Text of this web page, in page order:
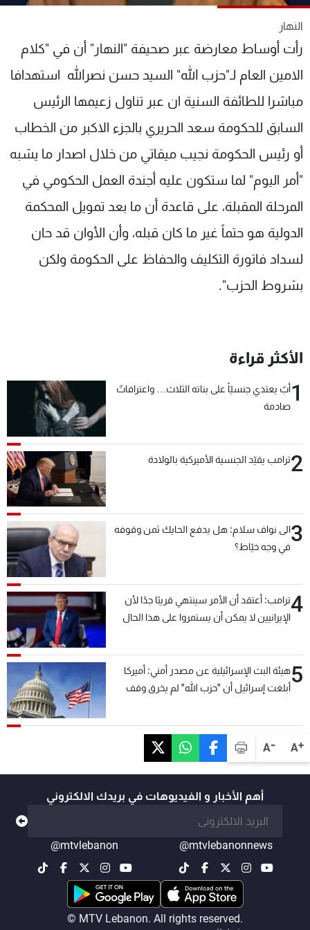
A+
A-
النهار
رأت أوساط معارضة عبر صحيفة "النهار" أن في "كلام
الامين العام لـ"حزب الله" السيد حسن نصرالله استهدافا
مباشرا للطائفة السنية ان عبر تناول زعيمها الرئيس
السابق للحكومة سعد الحريري بالجزء الاكبر من الخطاب
أو رئيس الحكومة نجيب ميقاتي من خلال اصدار ما يشبه
"أمر اليوم" لما ستكون عليه أجندة العمل الحكومي في
المرحلة المقبلة، على قاعدة أن ما بعد تمويل المحكمة
الدولية هو حتماً غير ما كان قبله، وأن الأوان قد حان
لسداد فاتورة التكليف والحفاظ على الحكومة ولكن
بشروط الحزب".
الأكثر قراءة
1أبٌ يعتدي جنسيّاً على بناته الثلاث… واعترافاتٌ
صادمة
2ترامب يقيّد الجنسية الأميركية بالولادة
3الى نواف سلام: هل يدفع الحايك ثمن وقوفه
في وجه خيّاط؟
4ترامب: أعتقد أن الأمر سينتهي قريبًا جدًا لأن
الإيرانيين لا يمكن أن يستمروا على هذا الحال
5هيئة البث الإسرائيلية عن مصدر أمني: أميركا
أبلغت إسرائيل أن "حزب الله" لم يخرق وقف
أهم الأخبار و الفيديوهات في بريدك الالكتروني
@mtvlebanonnews
@mtvlebanon
© MTV Lebanon. All rights reserved.
الترددات
عن MTV
لاعلاناتكم
وظائف
شروط الإسـتخدام
سياسة الخصوصية